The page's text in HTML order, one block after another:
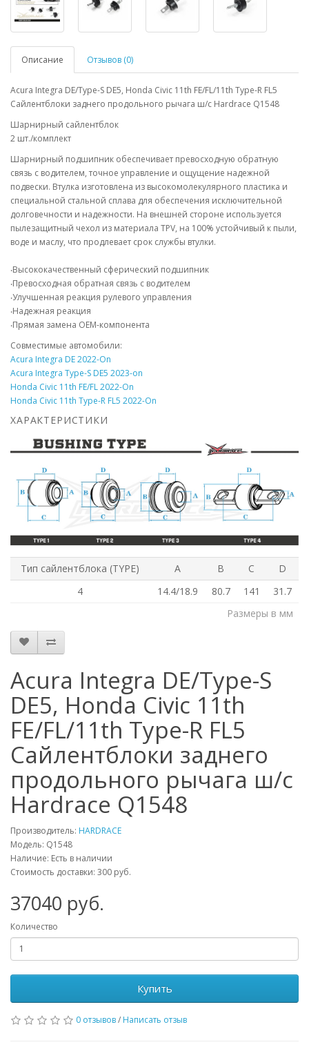
Описание Отзывов (0)
Acura Integra DE/Type-S DE5, Honda Civic 11th FE/FL/11th Type-R FL5
Сайлентблоки заднего продольного рычага ш/с Hardrace Q1548
Шарнирный сайлентблок
2 шт./комплект
Шарнирный подшипник обеспечивает превосходную обратную
связь с водителем, точное управление и ощущение надежной
подвески. Втулка изготовлена из высокомолекулярного пластика и
специальной стальной сплава для обеспечения исключительной
долговечности и надежности. На внешней стороне используется
пылезащитный чехол из материала TPV, на 100% устойчивый к пыли,
воде и маслу, что продлевает срок службы втулки.
‧Высококачественный сферический подшипник
‧Превосходная обратная связь с водителем
‧Улучшенная реакция рулевого управления
‧Надежная реакция
‧Прямая замена OEM-компонента
Совместимые автомобили:
Acura Integra DE 2022-On
Acura Integra Type-S DE5 2023-on
Honda Civic 11th FE/FL 2022-On
Honda Civic 11th Type-R FL5 2022-On
ХАРАКТЕРИСТИКИ
Тип сайлентблока (TYPE) A B C
D
4
14.4/18.9 80.7 141
31.7
Размеры в мм
Acura Integra DE/Type-S
DE5, Honda Civic 11th
FE/FL/11th Type-R FL5
Сайлентблоки заднего
продольного рычага ш/с
Hardrace Q1548
Производитель: HARDRACE
Модель: Q1548
Наличие: Есть в наличии
Стоимость доставки: 300 руб.
37040 руб.
Количество
Купить
0 отзывов/ Написать отзыв